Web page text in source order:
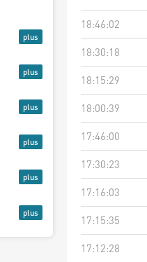
18:46:02
18:30:18
18:15:29
18:00:39
17:46:00
17:30:23
17:16:03
17:15:35
17:12:28